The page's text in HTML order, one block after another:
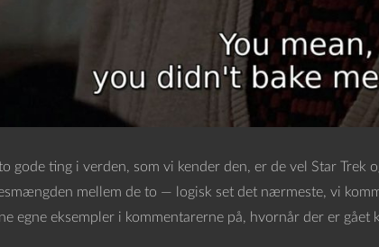
gode ting i verden, som vi kender den, er de vel Star Trek
mellem de to — logisk set det nærmeste, vi
egne eksempler i kommentarerne på, hvornår der er gået